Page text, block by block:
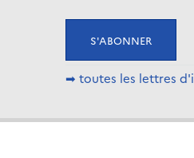
➡ toutes les lettres